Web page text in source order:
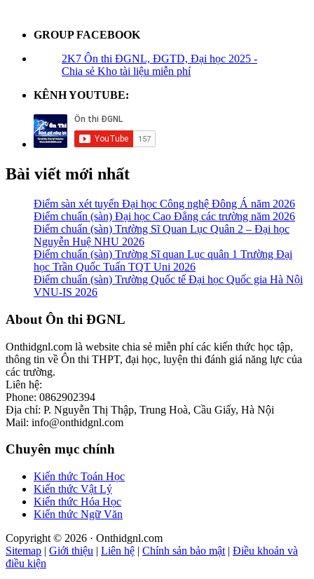
GROUP FACEBOOK
2K7 Ôn thi ĐGNL, ĐGTD, Đại học 2025 -
Chia sẻ Kho tài liệu miễn phí
KÊNH YOUTUBE:
Bài viết mới nhất
Điểm sàn xét tuyển Đại học Công nghệ Đông Á năm 2026
Điểm chuẩn (sàn) Đại học Cao Đẳng các trường năm 2026
Điểm chuẩn (sàn) Trường Sĩ Quan Lục Quân 2 – Đại học
Nguyễn Huệ NHU 2026
Điểm chuẩn (sàn) Trường Sĩ quan Lục quân 1 Trường Đại
học Trần Quốc Tuấn TQT Uni 2026
Điểm chuẩn (sàn) Trường Quốc tế Đại học Quốc gia Hà Nội
VNU-IS 2026
Footer
About Ôn thi ĐGNL
Onthidgnl.com là website chia sẻ miễn phí các kiến thức học tập,
thông tin về Ôn thi THPT, đại học, luyện thi đánh giá năng lực của
các trường.
Liên hệ:
Phone: 0862902394
Địa chỉ: P. Nguyễn Thị Thập, Trung Hoà, Cầu Giấy, Hà Nội
Mail: info@onthidgnl.com
Chuyên mục chính
Kiến thức Toán Học
Kiến thức Vật Lý
Kiến thức Hóa Học
Kiến thức Ngữ Văn
Copyright © 2026 · Onthidgnl.com
Sitemap | Giới thiệu | Liên hệ | Chính sản bảo mật | Điều khoản và
điều kiện